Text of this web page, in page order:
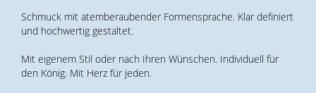
Schmuck mit atemberaubender Formensprache. Klar definiert
und hochwertig gestaltet.
Mit eigenem Stil oder nach Ihren Wünschen. Individuell für
den König. Mit Herz für jeden.